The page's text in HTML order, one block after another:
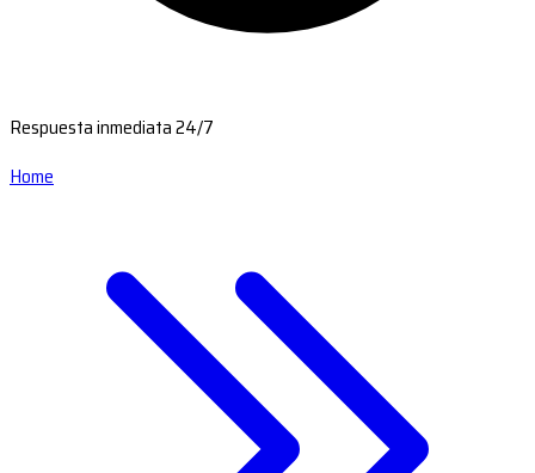
Respuesta inmediata 24/7
Home